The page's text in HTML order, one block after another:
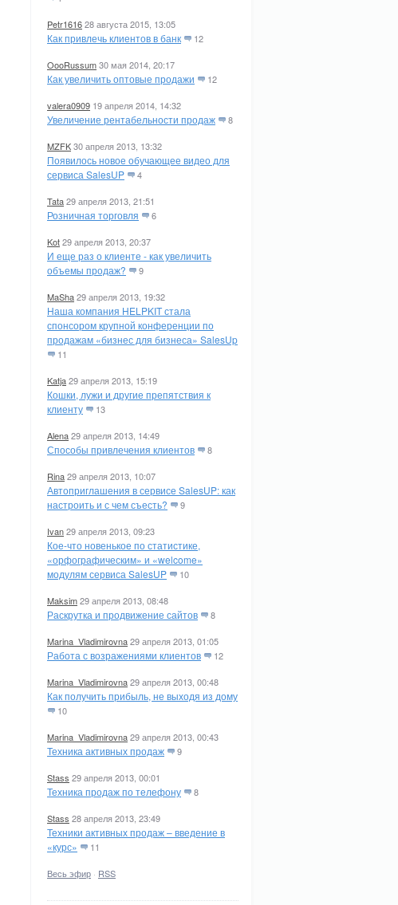
Petr161628 августа 2015, 13:05
Как привлечь клиентов в банк 12
OooRussum30 мая 2014, 20:17
Как увеличить оптовые продажи 12
valera0909 19 апреля 2014, 14:32
Увеличение рентабельности продаж 8
MZFK30 апреля 2013, 13:32
Появилось новое обучающее видео для
сервиса SalesUP
4
Tata29 апреля 2013, 21:51
Розничная торговля 6
Kot29 апреля 2013, 20:37
И еще раз о клиенте - как увеличить
объемы продаж?
9
MaSha29 апреля 2013, 19:32
Наша компания HELPKIT стала
спонсором крупной конференции по
продажам «бизнес для бизнеса» SalesUp
11
Katja29 апреля 2013, 15:19
Кошки, лужи и другие препятствия к
клиенту
13
Alena29 апреля 2013, 14:49
Способы привлечения клиентов 8
Rina29 апреля 2013, 10:07
Автоприглашения в сервисе SalesUP: как
настроить и с чем съесть?
9
Ivan29 апреля 2013, 09:23
Кое-что новенькое по статистике,
«орфографическим» и «welcome»
модулям сервиса SalesUP
10
Maksim29 апреля 2013, 08:48
Раскрутка и продвижение сайтов 8
Marina_Vladimirovna29 апреля 2013, 01:05
Работа с возражениями клиентов 12
Marina_Vladimirovna29 апреля 2013, 00:48
Как получить прибыль, не выходя из дому
10
Marina_Vladimirovna29 апреля 2013, 00:43
Техника активных продаж 9
Stass 29 апреля 2013, 00:01
Техника продаж по телефону 8
Stass 28 апреля 2013, 23:49
Техники активных продаж – введение в
«курс»
11
Весь эфир · RSS